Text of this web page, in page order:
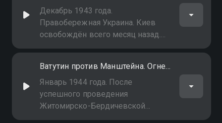
Декабрь 1943 года.
Правобережная Украина. Киев
освобождён всего месяц назад.
Немцы снова устремляются к
фронта направляют танковые и
мотопехотные соединения из
Винницы, Каменец-Подольского,
Бердичева и Житомира
Ватутин против Манштейна. Огненный рейд
Январь 1944 года. После
успешного проведения
Житомирско-Бердичевской
наступательной операции войска